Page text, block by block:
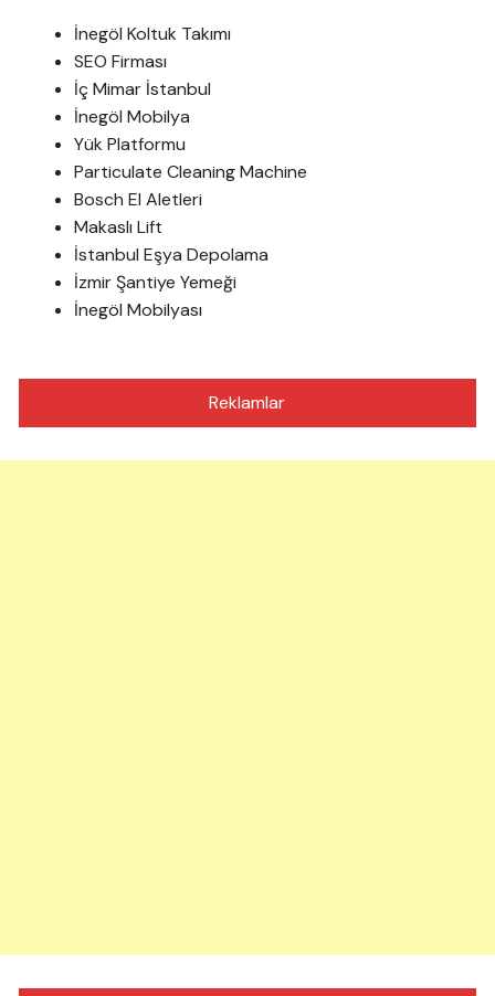
İnegöl Koltuk Takımı
SEO Firması
İç Mimar İstanbul
İnegöl Mobilya
Yük Platformu
Particulate Cleaning Machine
Bosch El Aletleri
Makaslı Lift
İstanbul Eşya Depolama
İzmir Şantiye Yemeği
İnegöl Mobilyası
Reklamlar